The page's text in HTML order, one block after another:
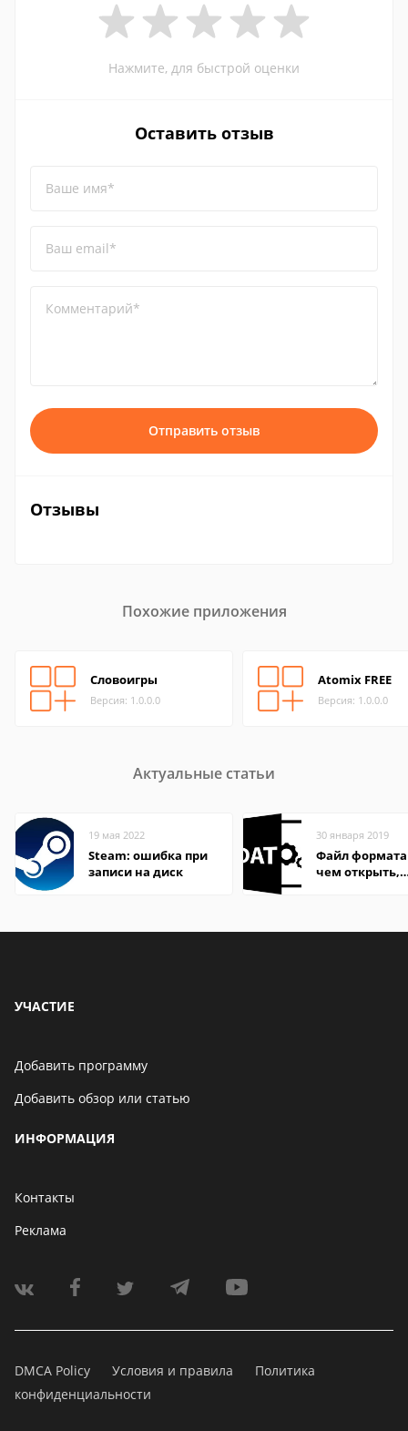
Нажмите, для быстрой оценки
Оставить отзыв
Ваше имя*
Ваш email*
Комментарий*
Отправить отзыв
Отзывы
Похожие приложения
Словоигры
Версия: 1.0.0.0
Atomix FREE
Версия: 1.0.0.0
Актуальные статьи
19 мая 2022
Steam: ошибка при
записи на диск
30 января 2019
Файл формата
чем открыть,
УЧАСТИЕ
Добавить программу
Добавить обзор или статью
ИНФОРМАЦИЯ
Контакты
Реклама
DMCA Policy Условия и правила
Политика
конфиденциальности